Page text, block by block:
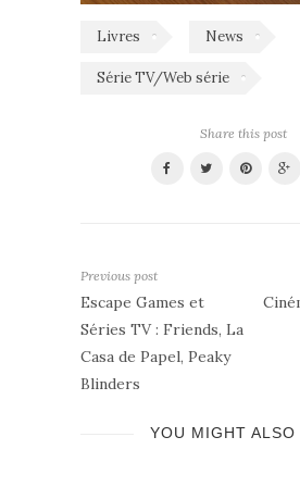
Livres News
Série TV/Web série
Share this post
Previous post
Escape Games et
Séries TV : Friends, La
Casa de Papel, Peaky
Blinders
YOU MIGHT ALSO